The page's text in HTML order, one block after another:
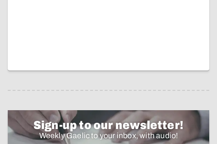
Sign-up to our newsletter!
Weekly Gaelic to your inbox, with audio!